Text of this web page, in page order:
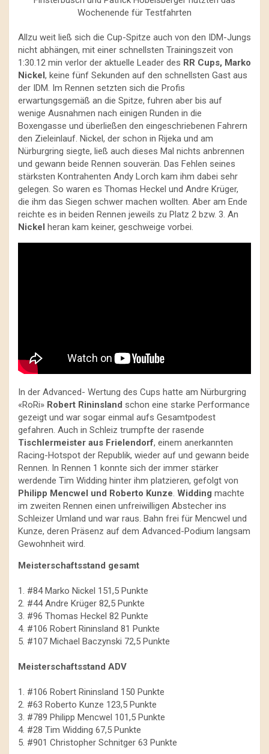
Wochenende für Testfahrten
Allzu weit ließ sich die Cup-Spitze auch von den IDM-Jungs
nicht abhängen, mit einer schnellsten Trainingszeit von
1:30.12 min verlor der aktuelle Leader des RR Cups, Marko
Nickel, keine fünf Sekunden auf den schnellsten Gast aus
der IDM. Im Rennen setzten sich die Profis
erwartungsgemäß an die Spitze, fuhren aber bis auf
wenige Ausnahmen nach einigen Runden in die
Boxengasse und überließen den eingeschriebenen Fahrern
den Zieleinlauf. Nickel, der schon in Rijeka und am
Nürburgring siegte, ließ auch dieses Mal nichts anbrennen
und gewann beide Rennen souverän. Das Fehlen seines
stärksten Kontrahenten Andy Lorch kam ihm dabei sehr
gelegen. So waren es Thomas Heckel und Andre Krüger,
die ihm das Siegen schwer machen wollten. Aber am Ende
reichte es in beiden Rennen jeweils zu Platz 2 bzw. 3. An
Nickel heran kam keiner, geschweige vorbei.
In der Advanced- Wertung des Cups hatte am Nürburgring
«RoRi» Robert Rininsland schon eine starke Performance
gezeigt und war sogar einmal aufs Gesamtpodest
gefahren. Auch in Schleiz trumpfte der rasende
Tischlermeister aus Frielendorf, einem anerkannten
Racing-Hotspot der Republik, wieder auf und gewann beide
Rennen. In Rennen 1 konnte sich der immer stärker
werdende Tim Widding hinter ihm platzieren, gefolgt von
Philipp Mencwel und Roberto Kunze. Widding machte
im zweiten Rennen einen unfreiwilligen Abstecher ins
Schleizer Umland und war raus. Bahn frei für Mencwel und
Kunze, deren Präsenz auf dem Advanced-Podium langsam
Gewohnheit wird.
Meisterschaftsstand gesamt
1. #84 Marko Nickel 151,5 Punkte
2. #44 Andre Krüger 82,5 Punkte
3. #96 Thomas Heckel 82 Punkte
4. #106 Robert Rininsland 81 Punkte
5. #107 Michael Baczynski 72,5 Punkte
Meisterschaftsstand ADV
1. #106 Robert Rininsland 150 Punkte
2. #63 Roberto Kunze 123,5 Punkte
3. #789 Philipp Mencwel 101,5 Punkte
4. #28 Tim Widding 67,5 Punkte
5. #901 Christopher Schnitger 63 Punkte